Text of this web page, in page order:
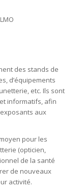
des stands de
d’équipements
etc. Ils sont
informatifs, afin
aux
pour les
(opticien,
de la santé
de nouveaux
activité.